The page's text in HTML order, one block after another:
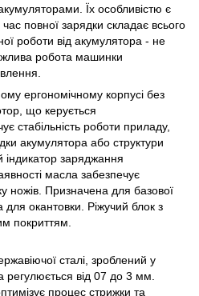
Їх особливістю є
час повної зарядки складає всього
роботи від акумулятора - не
робота машинки
ергономічному корпусі без
що керується
стабільність роботи приладу,
акумулятора або структури
індикатор заряджання
масла забезпечує
ножів. Призначена для базової
окантовки. Ріжучий блок з
покриттям.
сталі, зроблений у
регулюється від 07 до 3 мм.
процес стрижки та